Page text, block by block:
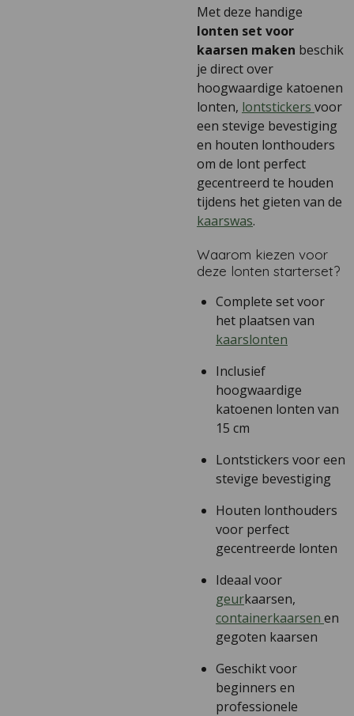
Met deze handige
lonten set voor
kaarsen maken beschik
je direct over
hoogwaardige katoenen
lonten, lontstickers voor
een stevige bevestiging
en houten lonthouders
om de lont perfect
gecentreerd te houden
tijdens het gieten van de
kaarswas.
Waarom kiezen voor
deze lonten starterset?
Complete set voor
het plaatsen van
kaarslonten
Inclusief
hoogwaardige
katoenen lonten van
15 cm
Lontstickers voor een
stevige bevestiging
Houten lonthouders
voor perfect
gecentreerde lonten
Ideaal voor
geurkaarsen,
containerkaarsen en
gegoten kaarsen
Geschikt voor
beginners en
professionele